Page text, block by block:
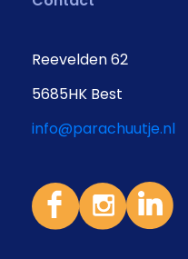
Reevelden 62
5685HK Best
info@parachuutje.nl